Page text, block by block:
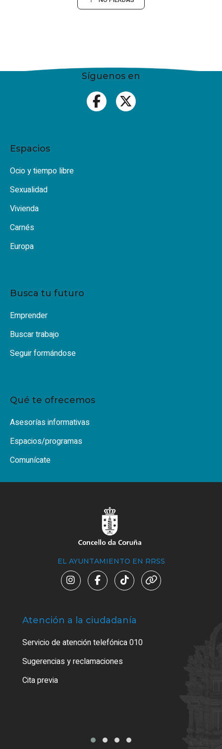
Síguenos en
Espacios
Ocio y tiempo libre
Sexualidad
Vivienda
Carnés
Europa
Busca tu futuro
Emprender
Buscar trabajo
Seguir formándose
Qué te ofrecemos
Asesorías informativas
Espacios/programas
Comunícate
EL AYUNTAMIENTO EN RRSS
Atención a la ciudadanía
Servicio de atención telefónica 010
Sugerencias y reclamaciones
Cita previa